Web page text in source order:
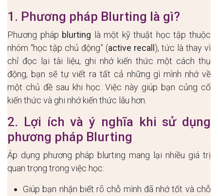
1. Phương pháp Blurting là gì?
Phương pháp blurting là một kỹ thuật học tập thuộc
nhóm “học tập chủ động” (active recall ), tức là thay vì
chỉ đọc lại tài liệu, ghi nhớ kiến thức một cách thụ
động, bạn sẽ tự viết ra tất cả những gì mình nhớ về
một chủ đề sau khi học. Việc này giúp bạn củng cố
kiến thức và ghi nhớ kiến thức lâu hơn.
2. Lợi ích và ý nghĩa khi sử dụng
phương pháp Blurting
Áp dụng phương pháp blurting mang lại nhiều giá trị
quan trọng trong việc học:
Giúp bạn nhận biết rõ chỗ mình đã nhớ tốt và chỗ